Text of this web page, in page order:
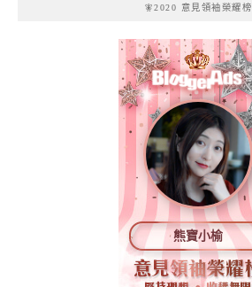
🧚2020 意見領袖榮耀榜
熊寶小榆